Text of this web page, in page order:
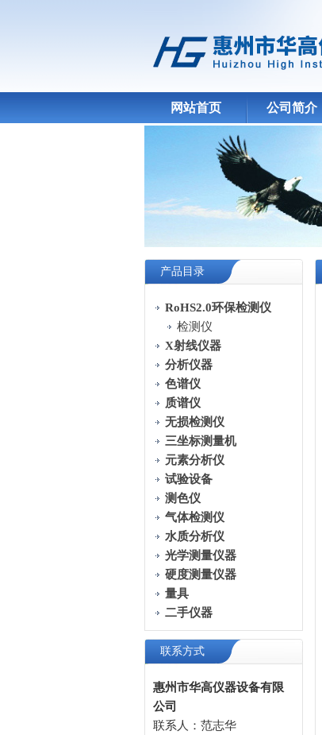
网站首页 公司简介
产品目录
RoHS2.0环保检测仪
检测仪
X射线仪器
分析仪器
色谱仪
质谱仪
无损检测仪
三坐标测量机
元素分析仪
试验设备
测色仪
气体检测仪
水质分析仪
光学测量仪器
硬度测量仪器
量具
二手仪器
联系方式
惠州市华高仪器设备有限
公司
联系人：范志华